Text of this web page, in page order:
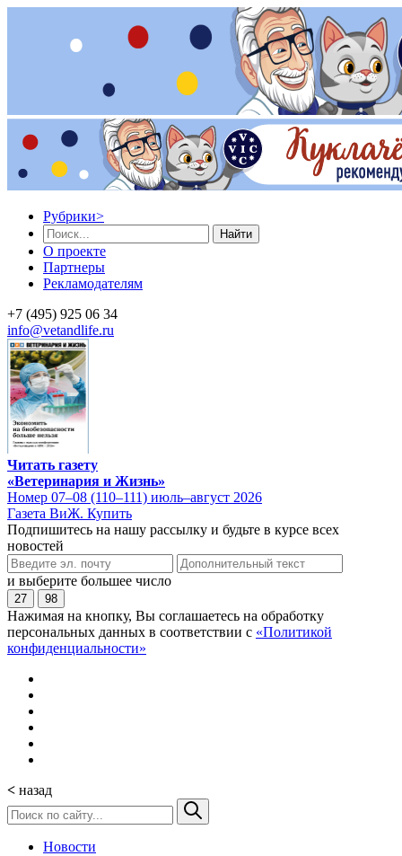
Рубрики>
Найти
О проекте
Партнеры
Рекламодателям
+7 (495) 925 06 34
info@vetandlife.ru
Читать газету
«Ветеринария и Жизнь»
Номер 07–08 (110–111) июль–август 2026
Газета ВиЖ. Купить
Подпишитесь на нашу рассылку и будьте в курсе всех
новостей
и выберите большее число
27 98
Нажимая на кнопку, Вы соглашаетесь на обработку
персональных данных в соответствии с «Политикой
конфиденциальности»
< назад
Новости